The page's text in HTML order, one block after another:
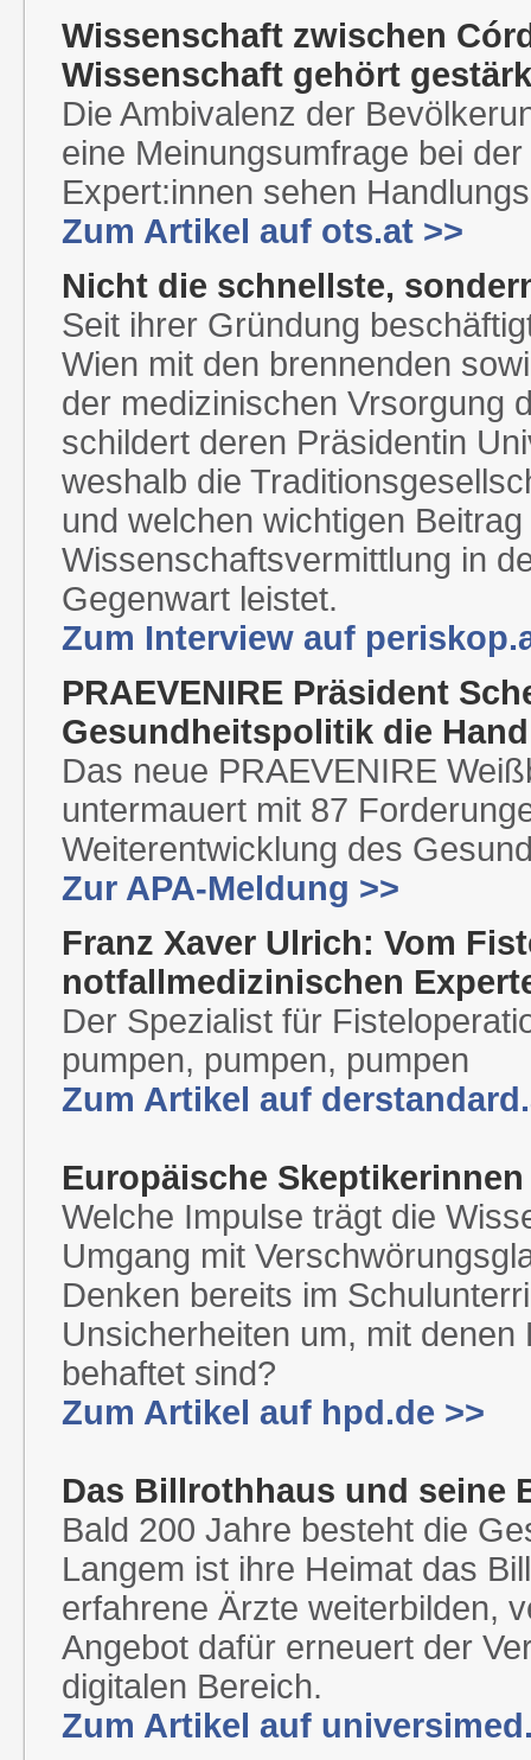
Wissenschaft zwischen
Wissenschaft gehört
Die Ambivalenz der
eine Meinungsumfrage bei
Expert:innen sehen
Zum Artikel auf ots.at >>
Nicht die schnellste,
Seit ihrer Gründung
Wien mit den brennenden
der medizinischen Vrsorgung
schildert deren Präsidentin
weshalb die
und welchen wichtigen
Wissenschaftsvermittlung in
Gegenwart leistet.
Zum Interview auf
PRAEVENIRE Präsident
Gesundheitspolitik die
Das neue PRAEVENIRE
untermauert mit 87
Weiterentwicklung des
Zur APA-Meldung >>
Franz Xaver Ulrich: Vom
notfallmedizinischen
Der Spezialist für
pumpen, pumpen, pumpen
Zum Artikel auf
Europäische
Welche Impulse trägt die
Umgang mit
Denken bereits im
Unsicherheiten um, mit
behaftet sind?
Zum Artikel auf hpd.de >>
Das Billrothhaus und seine
Bald 200 Jahre besteht die
Langem ist ihre Heimat das
erfahrene Ärzte weiterbilden,
Angebot dafür erneuert der
digitalen Bereich.
Zum Artikel auf